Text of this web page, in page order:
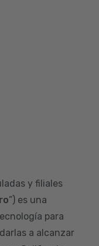
y filiales
”) es una
para
a alcanzar